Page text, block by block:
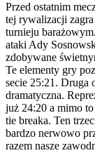
Przed ostatnim
tej rywalizacji
turnieju
ataki Ady
zdobywane
Te elementy gry
secie 25:21. Druga
dramatyczna.
już 24:20 a mimo to
tie breaka. Ten
bardzo nerwowo
razem nasze